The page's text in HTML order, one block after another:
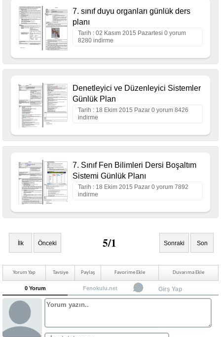
7. sınıf duyu organları günlük ders
planı
Tarih : 02 Kasım 2015 Pazartesi 0 yorum
8280 indirme
Denetleyici ve Düzenleyici Sistemler
Günlük Plan
Tarih : 18 Ekim 2015 Pazar 0 yorum 8426
indirme
7. Sınıf Fen Bilimleri Dersi Boşaltım
Sistemi Günlük Planı
Tarih : 18 Ekim 2015 Pazar 0 yorum 7892
indirme
İlk Önceki 5/1 Sonraki Son
Yorum Yap Tavsiye Paylaş Favorime Ekle Duvarıma Ekle
0 Yorum Fenokulu.net Girş Yap